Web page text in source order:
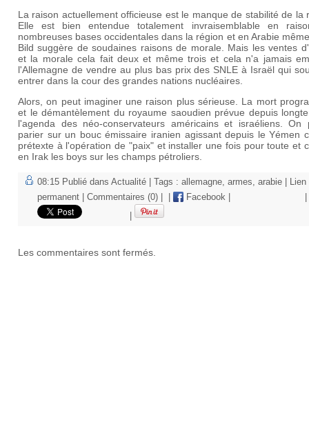
La raison actuellement officieuse est le manque de stabilité de la
Elle est bien entendue totalement invraisemblable en
nombreuses bases occidentales dans la région et en Arabie
Bild suggère de soudaines raisons de morale. Mais les ventes
et la morale cela fait deux et même trois et cela n'a jamais
l'Allemagne de vendre au plus bas prix des SNLE à Israël qui
entrer dans la cour des grandes nations nucléaires.
Alors, on peut imaginer une raison plus sérieuse. La mort
et le démantèlement du royaume saoudien prévue depuis
l'agenda des néo-conservateurs américains et israéliens. On
parier sur un bouc émissaire iranien agissant depuis le Yémen
prétexte à l'opération de "paix" et installer une fois pour toute et
en Irak les boys sur les champs pétroliers.
08:15 Publié dans Actualité | Tags : allemagne armes arabie
Lien
permanent
Commentaires (0) Facebook
Les commentaires sont fermés.